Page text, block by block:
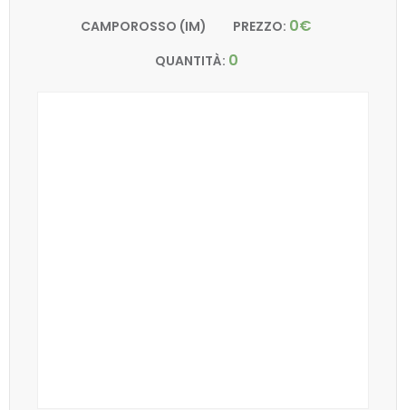
CAMPOROSSO (IM) PREZZO: 0€
QUANTITÀ: 0